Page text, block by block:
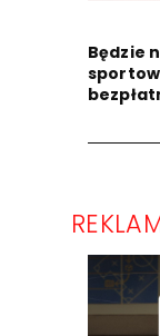
Będzie